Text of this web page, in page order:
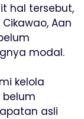
hal tersebut,
Aan
modal.
kelola
asli